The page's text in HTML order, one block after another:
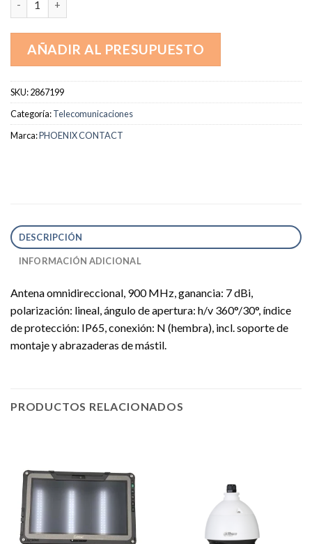
AÑADIR AL PRESUPUESTO
SKU:2867199
Categoría:Telecomunicaciones
Marca:PHOENIX CONTACT
DESCRIPCIÓN
INFORMACIÓN ADICIONAL
Antena omnidireccional, 900 MHz, ganancia: 7 dBi,
polarización: lineal, ángulo de apertura: h/v 360°/30°, índice
de protección: IP65, conexión: N (hembra), incl. soporte de
montaje y abrazaderas de mástil.
PRODUCTOS RELACIONADOS